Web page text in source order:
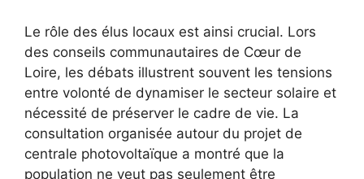
Le rôle des élus locaux est ainsi crucial. Lors
des conseils communautaires de Cœur de
Loire, les débats illustrent souvent les tensions
entre volonté de dynamiser le secteur solaire et
nécessité de préserver le cadre de vie. La
consultation organisée autour du projet de
centrale photovoltaïque a montré que la
population ne veut pas seulement être